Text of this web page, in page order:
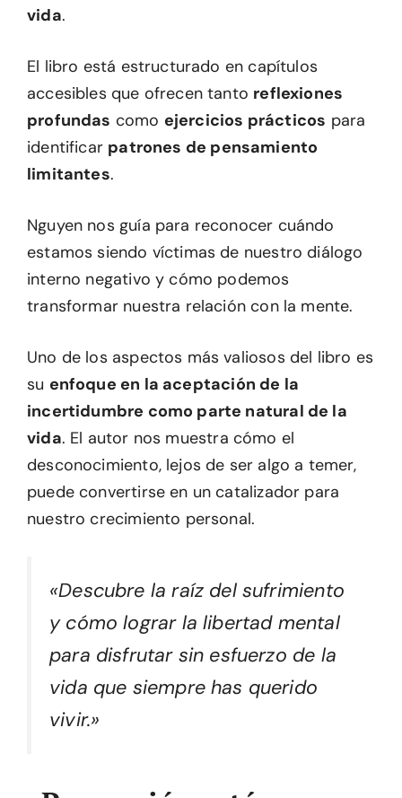
vida.
El libro está estructurado en capítulos
accesibles que ofrecen tanto reflexiones
profundas como ejercicios prácticos para
identificar patrones de pensamiento
limitantes.
Nguyen nos guía para reconocer cuándo
estamos siendo víctimas de nuestro diálogo
interno negativo y cómo podemos
transformar nuestra relación con la mente.
Uno de los aspectos más valiosos del libro es
su enfoque en la aceptación de la
incertidumbre como parte natural de la
vida. El autor nos muestra cómo el
desconocimiento, lejos de ser algo a temer,
puede convertirse en un catalizador para
nuestro crecimiento personal.
«Descubre la raíz del sufrimiento
y cómo lograr la libertad mental
para disfrutar sin esfuerzo de la
vida que siempre has querido
vivir.»